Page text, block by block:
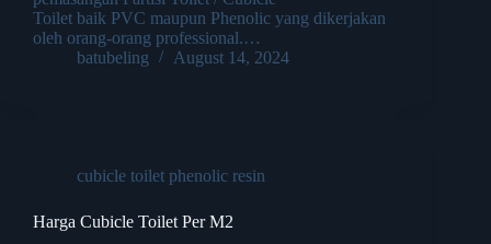
Toilet baik PVC maupun Phenolic yang dikerjakan
oleh orang-orang professional.…
batubeling
August 14, 2024
cubicle toilet phenolic resin
Harga Cubicle Toilet Per M2